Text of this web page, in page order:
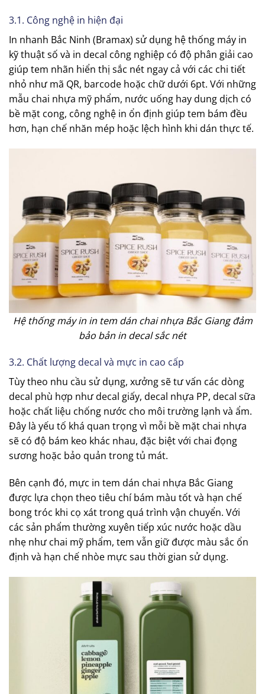
3.1. Công nghệ in hiện đại
In nhanh Bắc Ninh (Bramax) sử dụng hệ thống máy in
kỹ thuật số và in decal công nghiệp có độ phân giải cao
giúp tem nhãn hiển thị sắc nét ngay cả với các chi tiết
nhỏ như mã QR, barcode hoặc chữ dưới 6pt. Với những
mẫu chai nhựa mỹ phẩm, nước uống hay dung dịch có
bề mặt cong, công nghệ in ổn định giúp tem bám đều
hơn, hạn chế nhăn mép hoặc lệch hình khi dán thực tế.
Hệ thống máy in in tem dán chai nhựa Bắc Giang đảm
bảo bản in decal sắc nét
3.2. Chất lượng decal và mực in cao cấp
Tùy theo nhu cầu sử dụng, xưởng sẽ tư vấn các dòng
decal phù hợp như decal giấy, decal nhựa PP, decal sữa
hoặc chất liệu chống nước cho môi trường lạnh và ẩm.
Đây là yếu tố khá quan trọng vì mỗi bề mặt chai nhựa
sẽ có độ bám keo khác nhau, đặc biệt với chai đọng
sương hoặc bảo quản trong tủ mát.
Bên cạnh đó, mực in tem dán chai nhựa Bắc Giang
được lựa chọn theo tiêu chí bám màu tốt và hạn chế
bong tróc khi cọ xát trong quá trình vận chuyển. Với
các sản phẩm thường xuyên tiếp xúc nước hoặc dầu
nhẹ như chai mỹ phẩm, tem vẫn giữ được màu sắc ổn
định và hạn chế nhòe mực sau thời gian sử dụng.